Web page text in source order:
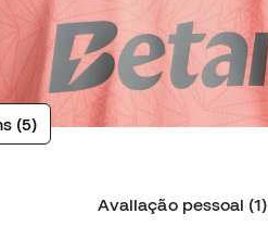
(5)
Avaliação pessoal (1)